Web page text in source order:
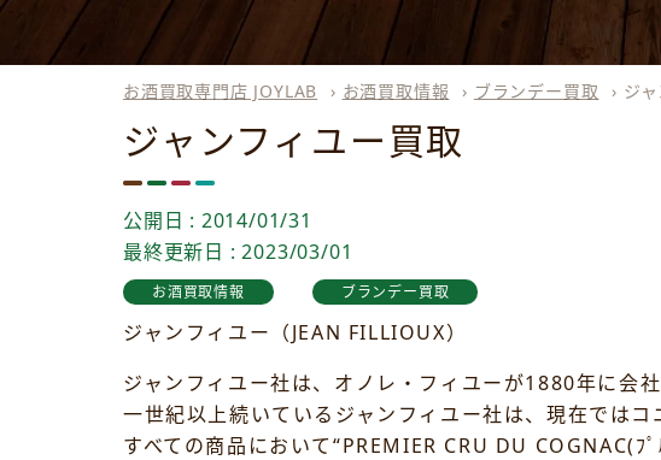
お酒買取専門店 JOYLAB › お酒買取情報 › ブランデー買取 › ジ
ジャンフィユー買取
公開日 : 2014/01/31
最終更新日 : 2023/03/01
お酒買取情報 ブランデー買取
ジャンフィユー（JEAN FILLIOUX）
ジャンフィユー社は、オノレ・フィユーが1880年に会
一世紀以上続いているジャンフィユー社は、現在では
すべての商品において“PREMIER CRU DU COGNAC(ﾌ